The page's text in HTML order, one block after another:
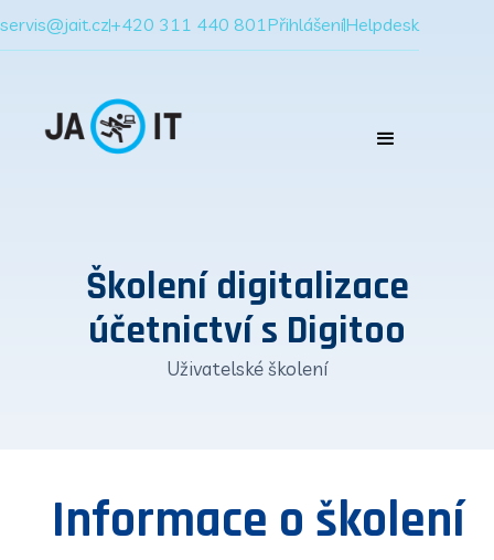
servis@jait.cz+420 311 440 801PřihlášeníHelpdesk
Školení digitalizace
účetnictví s Digitoo
Uživatelské školení
Informace o školení